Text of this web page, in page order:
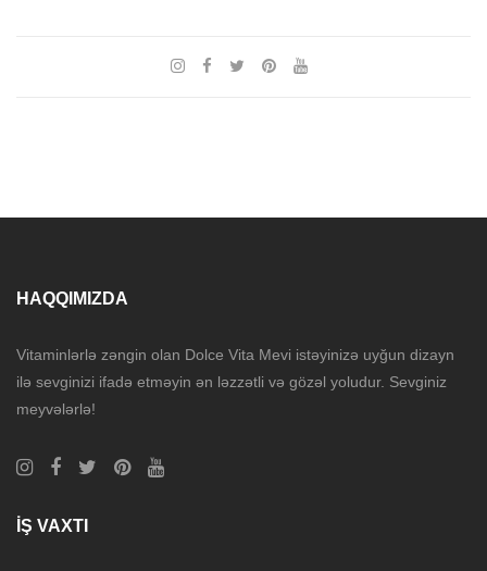
HAQQIMIZDA
Vitaminlərlə zəngin olan Dolce Vita Mevi istəyinizə uyğun dizayn
ilə sevginizi ifadə etməyin ən ləzzətli və gözəl yoludur. Sevginiz
meyvələrlə!
İŞ VAXTI